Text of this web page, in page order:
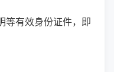
等有效身份证件，即